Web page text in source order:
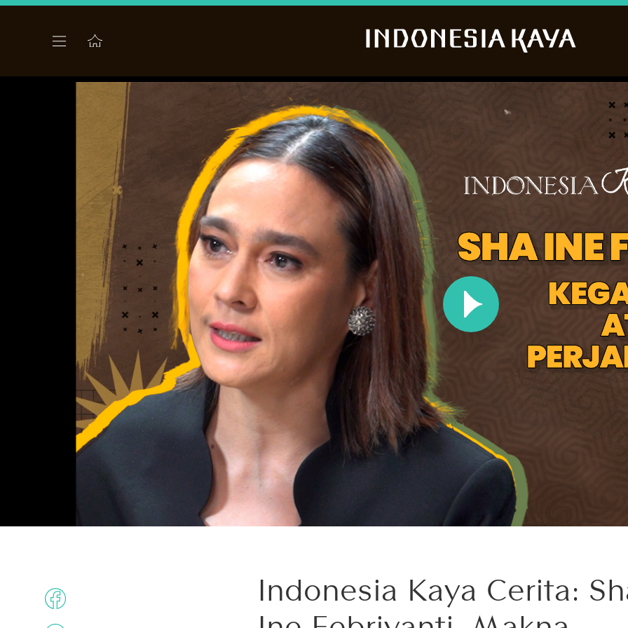
Indonesia Kaya Cerita: